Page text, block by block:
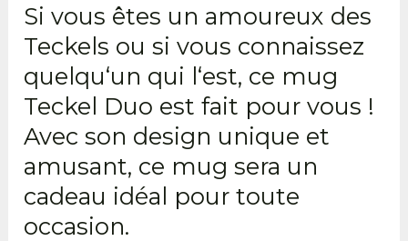
Si vous êtes un amoureux des
Teckels ou si vous connaissez
quelqu‘un qui l‘est, ce mug
Teckel Duo estfait pour vous !
Avec son design unique et
amusant, ce mug sera un
cadeau idéal pour toute
occasion.